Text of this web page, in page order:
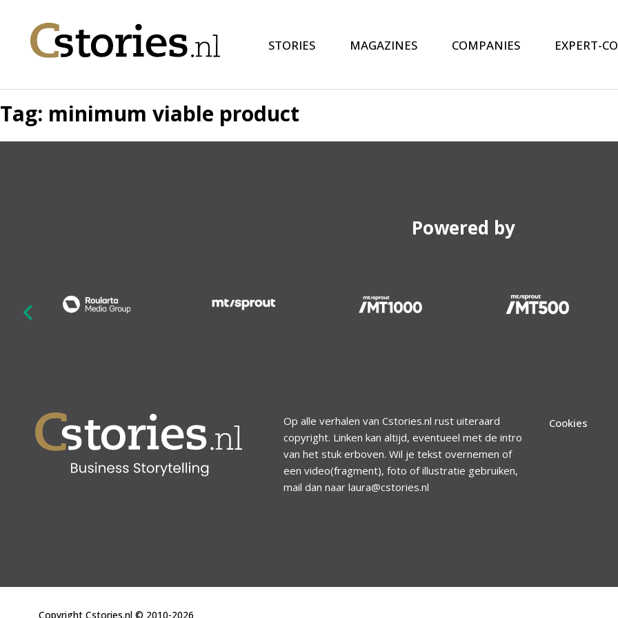
STORIES MAGAZINES COMPANIES EXPERT-
Tag: minimum viable product
Powered by
Op alle verhalen van Cstories.nl rust uiteraard
copyright. Linken kan altijd, eventueel met de intro
van het stuk erboven. Wil je tekst overnemen of
een video(fragment), foto of illustratie gebruiken,
mail dan naar laura@cstories.nl
Cookies
Copyright Cstories.nl © 2010-2026